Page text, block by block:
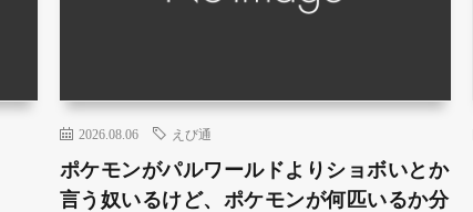
2026.08.06 えび通
ポケモンがパルワールドよりショボいとか
言う奴いるけど、ポケモンが何匹いるか分